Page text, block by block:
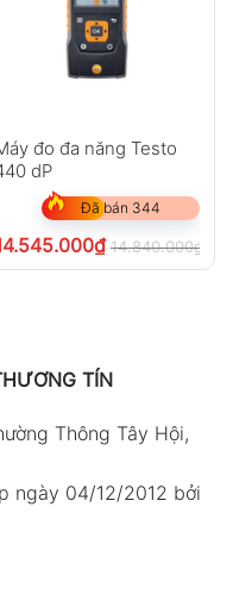
đo đa năng Testo
dP
Đã bán 344
₫ 14.840.000₫
TÍN
Thông Tây Hội,
ngày 04/12/2012 bởi